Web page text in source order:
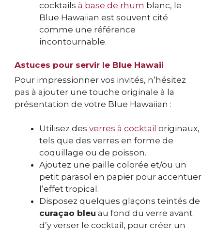
cocktails à base de rhum blanc, le
Blue Hawaiian est souvent cité
comme une référence
incontournable.
Astuces pour servir le Blue Hawaii
Pour impressionner vos invités, n’hésitez
pas à ajouter une touche originale à la
présentation de votre Blue Hawaiian :
Utilisez des verres à cocktail originaux,
tels que des verres en forme de
coquillage ou de poisson.
Ajoutez une paille colorée et/ou un
petit parasol en papier pour accentuer
l’effet tropical.
Disposez quelques glaçons teintés de
curaçao bleu au fond du verre avant
d’y verser le cocktail, pour créer un